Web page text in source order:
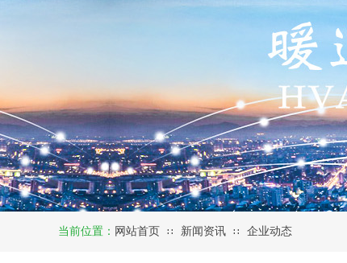
当前位置： 网站首页 ∷ 新闻资讯 ∷ 企业动态